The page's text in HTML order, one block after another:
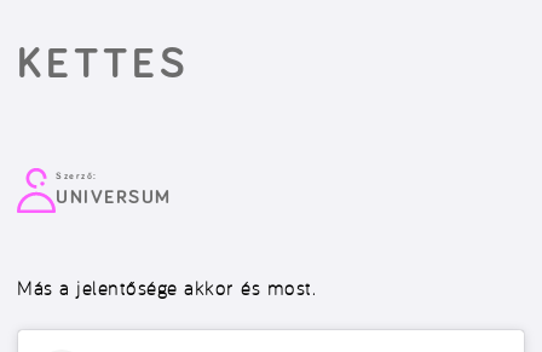
KETTES
Szerző:
UNIVERSUM
Más a jelentősége akkor és most.